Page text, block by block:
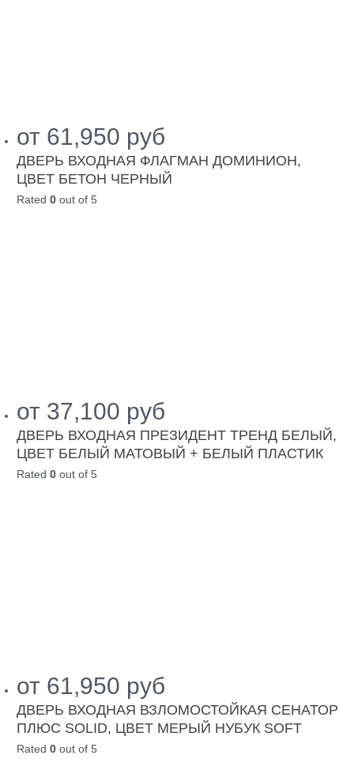
от 61,950 руб
ДВЕРЬ ВХОДНАЯ ФЛАГМАН ДОМИНИОН,
ЦВЕТ БЕТОН ЧЕРНЫЙ
Rated 0 out of 5
от 37,100 руб
ДВЕРЬ ВХОДНАЯ ПРЕЗИДЕНТ ТРЕНД БЕЛЫЙ,
ЦВЕТ БЕЛЫЙ МАТОВЫЙ + БЕЛЫЙ ПЛАСТИК
Rated 0 out of 5
от 61,950 руб
ДВЕРЬ ВХОДНАЯ ВЗЛОМОСТОЙКАЯ СЕНАТОР
ПЛЮС SOLID, ЦВЕТ МЕРЫЙ НУБУК SOFT
Rated 0 out of 5